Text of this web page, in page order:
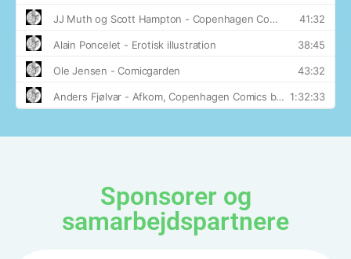
Sponsorer og
samarbejdspartnere